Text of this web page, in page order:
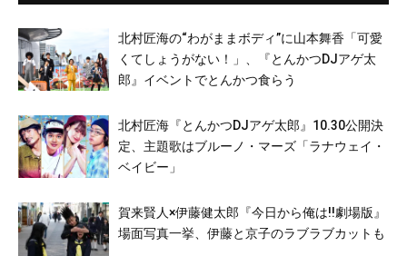
北村匠海の“わがままボディ”に山本舞香「可愛
くてしょうがない！」、『とんかつDJアゲ太
郎』イベントでとんかつ食らう
北村匠海『とんかつDJアゲ太郎』10.30公開決
定、主題歌はブルーノ・マーズ「ラナウェイ・
ベイビー」
賀来賢人×伊藤健太郎『今日から俺は!!劇場版』
場面写真一挙、伊藤と京子のラブラブカットも